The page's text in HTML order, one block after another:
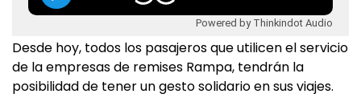
Powered by Thinkindot Audio
Desde hoy, todos los pasajeros que utilicen el servicio
de la empresas de remises Rampa, tendrán la
posibilidad de tener un gesto solidario en sus viajes.